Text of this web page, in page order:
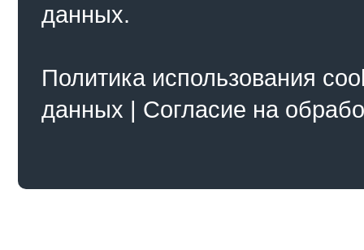
данных.
Политика использования
данных | Согласие на